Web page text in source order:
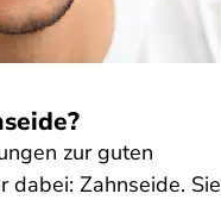
zur guten
dabei: Zahnseide. Sie